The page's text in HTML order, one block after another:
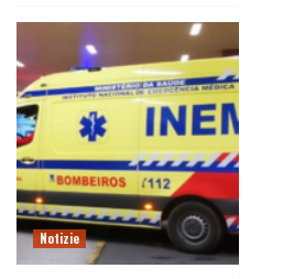
Notizie